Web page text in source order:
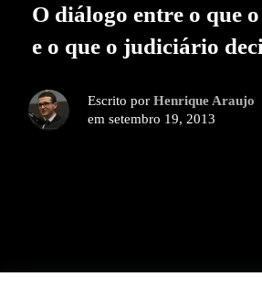
O diálogo entre o que
e o que o judiciário
Escrito por Henrique Araujo
em setembro 19, 2013